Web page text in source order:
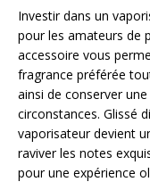
Investir dans un
pour les amateurs de
accessoire vous
fragrance préférée
ainsi de conserver
circonstances. Glissé
vaporisateur devient
raviver les notes
pour une expérience